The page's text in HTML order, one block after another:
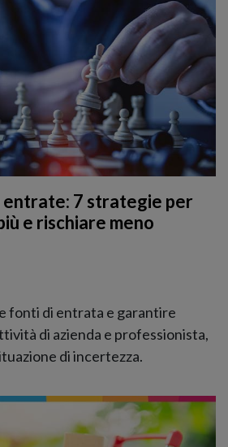
7 strategie per
e rischiare meno
fonti di entrata e garantire
di azienda e professionista,
di incertezza.